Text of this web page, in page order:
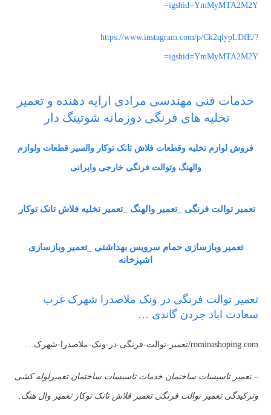
igshid=YmMyMTA2M2Y=
https://www.instagram.com/p/Ck2qlypLDfE/?
igshid=YmMyMTA2M2Y=
خدمات فنی مهندسی مرادی ارایه دهنده و تعمیر
تخلیه های فرنگی دوزمانه شوتینگ دار
فروش لوازم تخلیه وقطعات فلاش تانک توکار والسیر قطعات ولوازم
والهنگ وتوالت فرنگی خارجی وایرانی
تعمیر توالت فرنگی _تعمیر والهنگ _تعمیر تخلیه فلاش تانک توکار
تعمیر وبازسازی حمام سرویس بهداشتی _تعمیر وبازسازی
اشپزخانه
تعمیر توالت فرنگی در ونک ملاصدرا شهرک غرب
سعادت اباد جردن گاندی …
rominashoping.com/تعمیر-توالت-فرنگی-در-ونک-ملاصدرا-شهرک…
– تعمیر تاسیسات ساختمان خدمات تاسیسات ساختمان تعمیرلوله کشی
وترکیدگی تعمیر توالت فرنگی تعمیر فلاش تانک توکار تعمیر وال هنگ.